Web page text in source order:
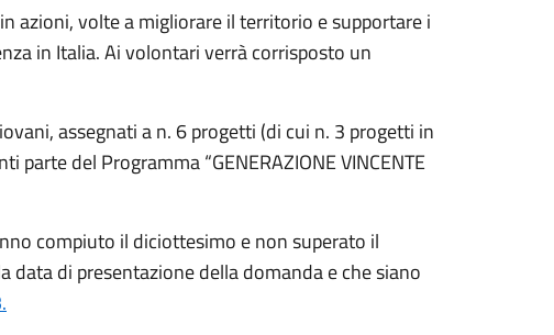
azioni, volte a migliorare il territorio e supportare i
in Italia. Ai volontari verrà corrisposto un
assegnati a n. 6 progetti (di cui n. 3 progetti in
parte del Programma “GENERAZIONE VINCENTE
compiuto il diciottesimo e non superato il
di presentazione della domanda e che siano
.